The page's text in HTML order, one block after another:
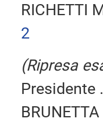
RICHETTI
2
(Ripresa
Presidente